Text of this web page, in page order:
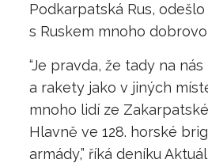
Podkarpatská Rus,
s Ruskem mnoho
“Je pravda, že tady na
a rakety jako v jiných
mnoho lidí ze
Hlavně ve 128. horské
armády,” říká deníku